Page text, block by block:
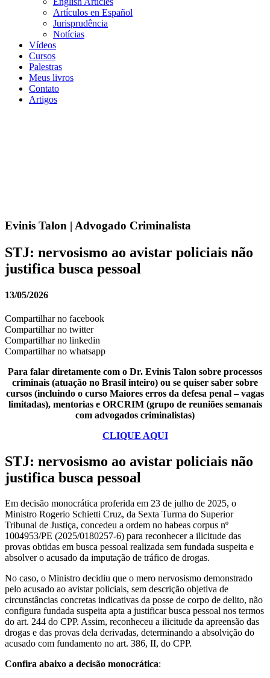
Artículos en Español
Jurisprudência
Notícias
Vídeos
Cursos
Palestras
Meus livros
Contato
Artigos
Evinis Talon | Advogado Criminalista
STJ: nervosismo ao avistar policiais não
justifica busca pessoal
13/05/2026
Compartilhar no facebook
Compartilhar no twitter
Compartilhar no linkedin
Compartilhar no whatsapp
Para falar diretamente com o Dr. Evinis Talon sobre processos
criminais (atuação no Brasil inteiro) ou se quiser saber sobre
cursos (incluindo o curso Maiores erros da defesa penal – vagas
limitadas), mentorias e ORCRIM (grupo de reuniões semanais
com advogados criminalistas)
CLIQUE AQUI
STJ: nervosismo ao avistar policiais não
justifica busca pessoal
Em decisão monocrática proferida em 23 de julho de 2025, o
Ministro Rogerio Schietti Cruz, da Sexta Turma do Superior
Tribunal de Justiça, concedeu a ordem no habeas corpus nº
1004953/PE (2025/0180257-6) para reconhecer a ilicitude das
provas obtidas em busca pessoal realizada sem fundada suspeita e
absolver o acusado da imputação de tráfico de drogas.
No caso, o Ministro decidiu que o mero nervosismo demonstrado
pelo acusado ao avistar policiais, sem descrição objetiva de
circunstâncias concretas indicativas da posse de corpo de delito, não
configura fundada suspeita apta a justificar busca pessoal nos termos
do art. 244 do CPP. Assim, reconheceu a ilicitude da apreensão das
drogas e das provas dela derivadas, determinando a absolvição do
acusado com fundamento no art. 386, II, do CPP.
Confira abaixo a decisão monocrática: